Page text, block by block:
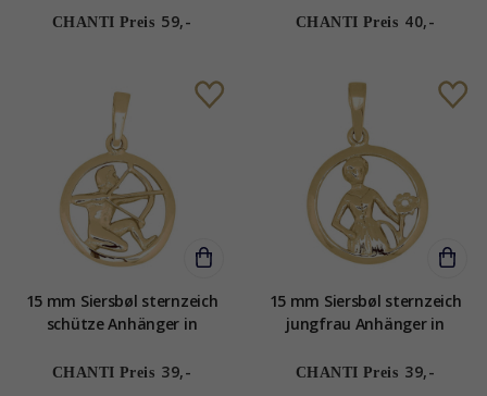
CHANTI Preis 59,- CHANTI Preis 40,-
15 mm Siersbøl sternzeich
schütze Anhänger in
CHANTI Preis 39,-
15 mm Siersbøl sternzeich
jungfrau Anhänger in
CHANTI Preis 39,-